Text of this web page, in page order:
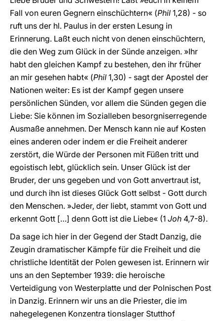
Fall von euren Gegnern einschüchtern« (Phil 1,28) - so
ruft uns der hl. Paulus in der ersten Lesung in
Erinnerung. Laßt euch nicht von denen einschüchtern,
die den Weg zum Glück in der Sünde anzeigen. »Ihr
habt den gleichen Kampf zu bestehen, den ihr früher
an mir gesehen habt« (Phil 1,30) - sagt der Apostel der
Nationen weiter: Es ist der Kampf gegen unsere
persönlichen Sünden, vor allem die Sünden gegen die
Liebe: Sie können im Sozialleben besorgniserregende
Ausmaße annehmen. Der Mensch kann nie auf Kosten
eines anderen oder indem er die Freiheit anderer
zerstört, die Würde der Personen mit Füßen tritt und
egoistisch lebt, glücklich sein. Unser Glück ist der
Bruder, der uns gegeben und von Gott anvertraut ist,
und durch ihn ist dieses Glück Gott selbst - Gott durch
den Menschen. »Jeder, der liebt, stammt von Gott und
erkennt Gott […] denn Gott ist die Liebe« (1 Joh 4,7-8).
Da sage ich hier in der Gegend der Stadt Danzig, die
Zeugin dramatischer Kämpfe für die Freiheit und die
christliche Identität der Polen gewesen ist. Erinnern wir
uns an den September 1939: die heroische
Verteidigung von Westerplatte und der Polnischen Post
in Danzig. Erinnern wir uns an die Priester, die im
nahegelegenen Konzentra tionslager Stutthof